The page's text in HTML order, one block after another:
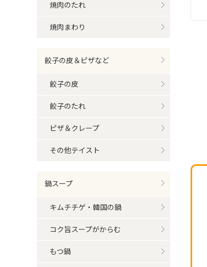
焼肉のたれ
焼肉まわり
餃子の皮＆ピザなど
餃子の皮
餃子のたれ
ピザ＆クレープ
その他テイスト
鍋スープ
キムチチゲ・韓国の鍋
コク旨スープがからむ
もつ鍋